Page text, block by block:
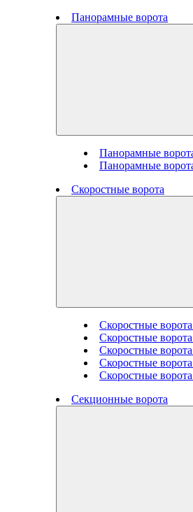
Панорамные ворота
Панорамные
Панорамные
Скоростные ворота
Скоростные
Скоростные
Скоростные
Скоростные
Скоростные
Секционные ворота